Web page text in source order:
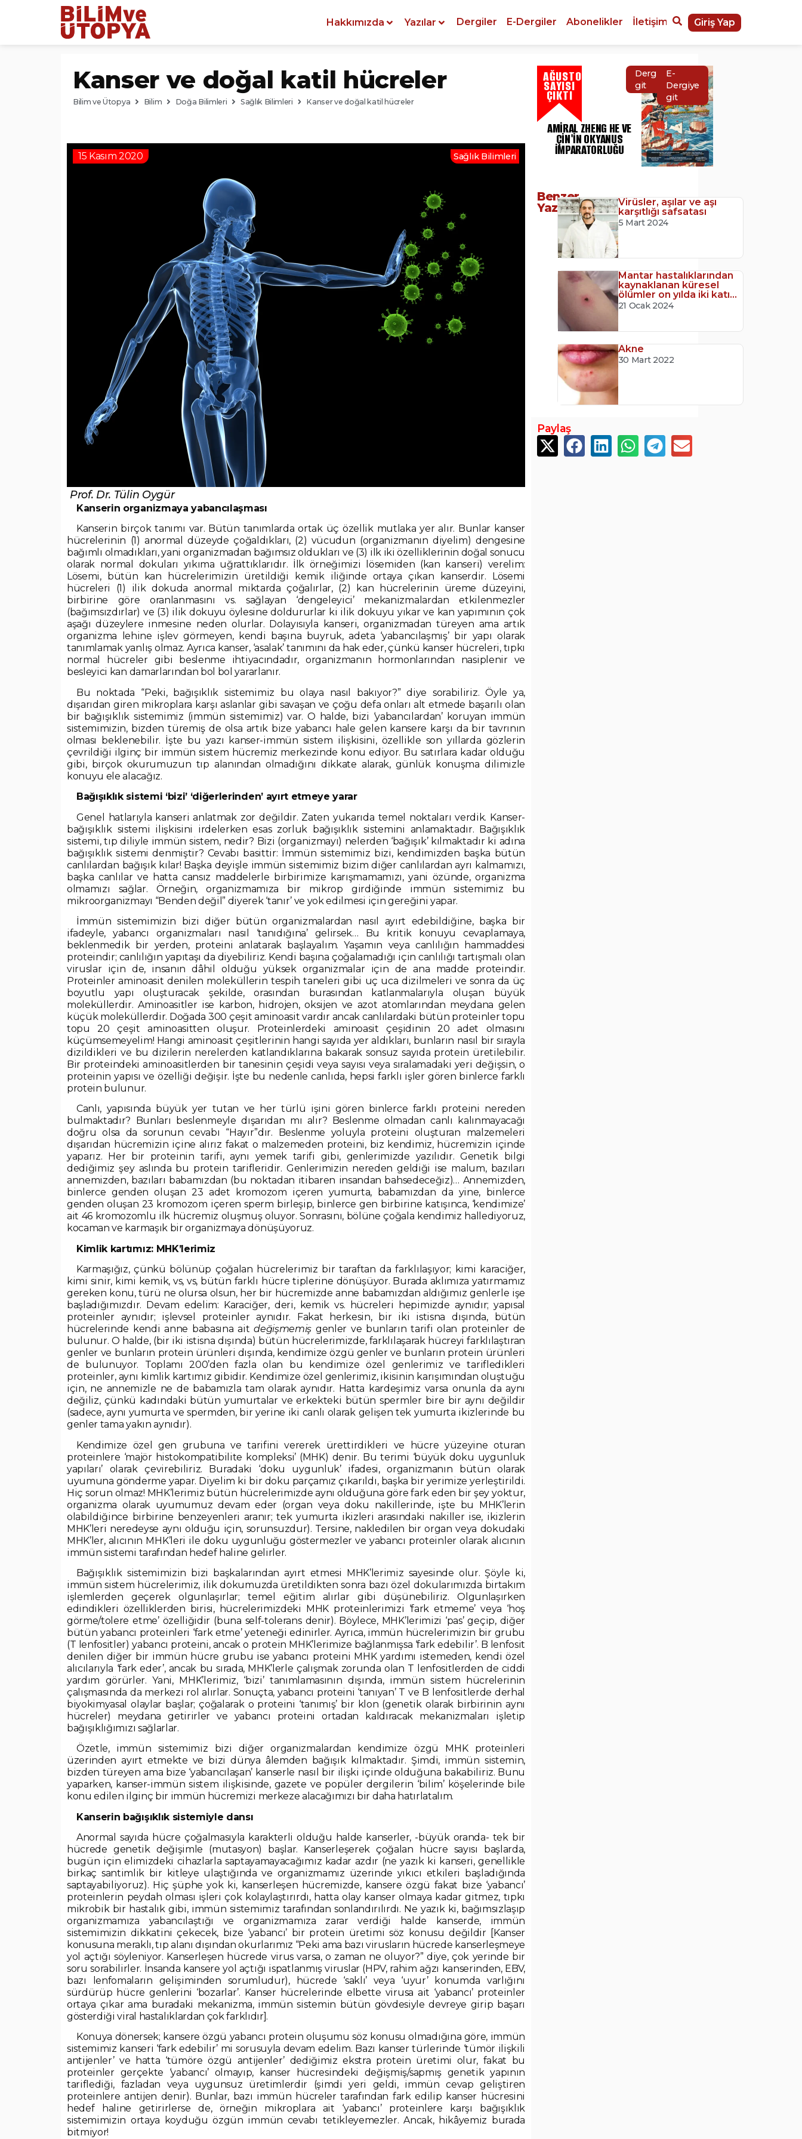
Hakkımızda Yazılar Dergiler E-Dergiler Abonelikler İletişim Giriş Yap
Kanser ve doğal katil hücreler
Bilim ve Ütopya Bilim Doğa Bilimleri Sağlık Bilimleri Kanser ve doğal katil hücreler
15 Kasım 2020 Sağlık Bilimleri
Prof. Dr. Tülin Oygür
Kanserin organizmaya yabancılaşması
Kanserin birçok tanımı var. Bütün tanımlarda ortak üç özellik mutlaka yer alır. Bunlar kanser
hücrelerinin (1) anormal düzeyde çoğaldıkları, (2) vücudun (organizmanın diyelim) dengesine
bağımlı olmadıkları, yani organizmadan bağımsız oldukları ve (3) ilk iki özelliklerinin doğal sonucu
olarak normal dokuları yıkıma uğrattıklarıdır. İlk örneğimizi lösemiden (kan kanseri) verelim:
Lösemi, bütün kan hücrelerimizin üretildiği kemik iliğinde ortaya çıkan kanserdir. Lösemi
hücreleri (1) ilik dokuda anormal miktarda çoğalırlar, (2) kan hücrelerinin üreme düzeyini,
birbirine göre oranlanmasını vs. sağlayan ‘dengeleyici’ mekanizmalardan etkilenmezler
(bağımsızdırlar) ve (3) ilik dokuyu öylesine doldururlar ki ilik dokuyu yıkar ve kan yapımının çok
aşağı düzeylere inmesine neden olurlar. Dolayısıyla kanseri, organizmadan türeyen ama artık
organizma lehine işlev görmeyen, kendi başına buyruk, adeta ‘yabancılaşmış’ bir yapı olarak
tanımlamak yanlış olmaz. Ayrıca kanser, ‘asalak’ tanımını da hak eder, çünkü kanser hücreleri, tıpkı
normal hücreler gibi beslenme ihtiyacındadır, organizmanın hormonlarından nasiplenir ve
besleyici kan damarlarından bol bol yararlanır.
Bu noktada “Peki, bağışıklık sistemimiz bu olaya nasıl bakıyor?” diye sorabiliriz. Öyle ya,
dışarıdan giren mikroplara karşı aslanlar gibi savaşan ve çoğu defa onları alt etmede başarılı olan
bir bağışıklık sistemimiz (immün sistemimiz) var. O halde, bizi ‘yabancılardan’ koruyan immün
sistemimizin, bizden türemiş de olsa artık bize yabancı hale gelen kansere karşı da bir tavrının
olması beklenebilir. İşte bu yazı kanser-immün sistem ilişkisini, özellikle son yıllarda gözlerin
çevrildiği ilginç bir immün sistem hücremiz merkezinde konu ediyor. Bu satırlara kadar olduğu
gibi, birçok okurumuzun tıp alanından olmadığını dikkate alarak, günlük konuşma dilimizle
konuyu ele alacağız.
Bağışıklık sistemi ‘bizi’ ‘diğerlerinden’ ayırt etmeye yarar
Genel hatlarıyla kanseri anlatmak zor değildir. Zaten yukarıda temel noktaları verdik. Kanser-
bağışıklık sistemi ilişkisini irdelerken esas zorluk bağışıklık sistemini anlamaktadır. Bağışıklık
sistemi, tıp diliyle immün sistem, nedir? Bizi (organizmayı) nelerden ‘bağışık’ kılmaktadır ki adına
bağışıklık sistemi denmiştir? Cevabı basittir: İmmün sistemimiz bizi, kendimizden başka bütün
canlılardan bağışık kılar! Başka deyişle immün sistemimiz bizim diğer canlılardan ayrı kalmamızı,
başka canlılar ve hatta cansız maddelerle birbirimize karışmamamızı, yani özünde, organizma
olmamızı sağlar. Örneğin, organizmamıza bir mikrop girdiğinde immün sistemimiz bu
mikroorganizmayı “Benden değil” diyerek ‘tanır’ ve yok edilmesi için gereğini yapar.
İmmün sistemimizin bizi diğer bütün organizmalardan nasıl ayırt edebildiğine, başka bir
ifadeyle, yabancı organizmaları nasıl ‘tanıdığına’ gelirsek… Bu kritik konuyu cevaplamaya,
beklenmedik bir yerden, proteini anlatarak başlayalım. Yaşamın veya canlılığın hammaddesi
proteindir; canlılığın yapıtaşı da diyebiliriz. Kendi başına çoğalamadığı için canlılığı tartışmalı olan
viruslar için de, insanın dâhil olduğu yüksek organizmalar için de ana madde proteindir.
Proteinler aminoasit denilen moleküllerin tespih taneleri gibi uç uca dizilmeleri ve sonra da üç
boyutlu yapı oluşturacak şekilde, orasından burasından katlanmalarıyla oluşan büyük
moleküllerdir. Aminoasitler ise karbon, hidrojen, oksijen ve azot atomlarından meydana gelen
küçük moleküllerdir. Doğada 300 çeşit aminoasit vardır ancak canlılardaki bütün proteinler topu
topu 20 çeşit aminoasitten oluşur. Proteinlerdeki aminoasit çeşidinin 20 adet olmasını
küçümsemeyelim! Hangi aminoasit çeşitlerinin hangi sayıda yer aldıkları, bunların nasıl bir sırayla
dizildikleri ve bu dizilerin nerelerden katlandıklarına bakarak sonsuz sayıda protein üretilebilir.
Bir proteindeki aminoasitlerden bir tanesinin çeşidi veya sayısı veya sıralamadaki yeri değişsin, o
proteinin yapısı ve özelliği değişir. İşte bu nedenle canlıda, hepsi farklı işler gören binlerce farklı
protein bulunur.
Canlı, yapısında büyük yer tutan ve her türlü işini gören binlerce farklı proteini nereden
bulmaktadır? Bunları beslenmeyle dışarıdan mı alır? Beslenme olmadan canlı kalınmayacağı
doğru olsa da sorunun cevabı “Hayır”dır. Beslenme yoluyla proteini oluşturan malzemeleri
dışarıdan hücremizin içine alırız fakat o malzemeden proteini, biz kendimiz, hücremizin içinde
yaparız. Her bir proteinin tarifi, aynı yemek tarifi gibi, genlerimizde yazılıdır. Genetik bilgi
dediğimiz şey aslında bu protein tarifleridir. Genlerimizin nereden geldiği ise malum, bazıları
annemizden, bazıları babamızdan (bu noktadan itibaren insandan bahsedeceğiz)… Annemizden,
binlerce genden oluşan 23 adet kromozom içeren yumurta, babamızdan da yine, binlerce
genden oluşan 23 kromozom içeren sperm birleşip, binlerce gen birbirine katışınca, ‘kendimize’
ait 46 kromozomlu ilk hücremiz oluşmuş oluyor. Sonrasını, bölüne çoğala kendimiz hallediyoruz,
kocaman ve karmaşık bir organizmaya dönüşüyoruz.
Kimlik kartımız: MHK’lerimiz
Karmaşığız, çünkü bölünüp çoğalan hücrelerimiz bir taraftan da farklılaşıyor; kimi karaciğer,
kimi sinir, kimi kemik, vs, vs, bütün farklı hücre tiplerine dönüşüyor. Burada aklımıza yatırmamız
gereken konu, türü ne olursa olsun, her bir hücremizde anne babamızdan aldığımız genlerle işe
başladığımızdır. Devam edelim: Karaciğer, deri, kemik vs. hücreleri hepimizde aynıdır; yapısal
proteinler aynıdır; işlevsel proteinler aynıdır. Fakat herkesin, bir iki istisna dışında, bütün
hücrelerinde kendi anne babasına aitdeğişmemişgenler ve bunların tarifi olan proteinler de
bulunur. O halde, (bir iki istisna dışında) bütün hücrelerimizde, farklılaşarak hücreyi farklılaştıran
genler ve bunların protein ürünleri dışında, kendimize özgü genler ve bunların protein ürünleri
de bulunuyor. Toplamı 200’den fazla olan bu kendimize özel genlerimiz ve tarifledikleri
proteinler, aynı kimlik kartımız gibidir. Kendimize özel genlerimiz, ikisinin karışımından oluştuğu
için, ne annemizle ne de babamızla tam olarak aynıdır. Hatta kardeşimiz varsa onunla da aynı
değiliz, çünkü kadındaki bütün yumurtalar ve erkekteki bütün spermler bire bir aynı değildir
(sadece, aynı yumurta ve spermden, bir yerine iki canlı olarak gelişen tek yumurta ikizlerinde bu
genler tama yakın aynıdır).
Kendimize özel gen grubuna ve tarifini vererek ürettirdikleri ve hücre yüzeyine oturan
proteinlere ‘majör histokompatibilite kompleksi’ (MHK) denir. Bu terimi ‘büyük doku uygunluk
yapıları’ olarak çevirebiliriz. Buradaki ‘doku uygunluk’ ifadesi, organizmanın bütün olarak
uyumuna gönderme yapar. Diyelim ki bir doku parçamız çıkarıldı, başka bir yerimize yerleştirildi.
Hiç sorun olmaz! MHK’lerimiz bütün hücrelerimizde aynı olduğuna göre fark eden bir şey yoktur,
organizma olarak uyumumuz devam eder (organ veya doku nakillerinde, işte bu MHK’lerin
olabildiğince birbirine benzeyenleri aranır; tek yumurta ikizleri arasındaki nakiller ise, ikizlerin
MHK’leri neredeyse aynı olduğu için, sorunsuzdur). Tersine, nakledilen bir organ veya dokudaki
MHK’ler, alıcının MHK’leri ile doku uygunluğu göstermezler ve yabancı proteinler olarak alıcının
immün sistemi tarafından hedef haline gelirler.
Bağışıklık sistemimizin bizi başkalarından ayırt etmesi MHK’lerimiz sayesinde olur. Şöyle ki,
immün sistem hücrelerimiz, ilik dokumuzda üretildikten sonra bazı özel dokularımızda birtakım
işlemlerden geçerek olgunlaşırlar; temel eğitim alırlar gibi düşünebiliriz. Olgunlaşırken
edindikleri özelliklerden birisi, hücrelerimizdeki MHK proteinlerimizi ‘fark etmeme’ veya ‘hoş
görme/tolere etme’ özelliğidir (buna self-tolerans denir). Böylece, MHK’lerimizi ‘pas’ geçip, diğer
bütün yabancı proteinleri ‘fark etme’ yeteneği edinirler. Ayrıca, immün hücrelerimizin bir grubu
(T lenfositler) yabancı proteini, ancak o protein MHK’lerimize bağlanmışsa ‘fark edebilir’. B lenfosit
denilen diğer bir immün hücre grubu ise yabancı proteini MHK yardımı istemeden, kendi özel
alıcılarıyla ‘fark eder’, ancak bu sırada, MHK’lerle çalışmak zorunda olan T lenfositlerden de ciddi
yardım görürler. Yani, MHK’lerimiz, ‘bizi’ tanımlamasının dışında, immün sistem hücrelerinin
çalışmasında da merkezi rol alırlar. Sonuçta, yabancı proteini ‘tanıyan’ T ve B lenfositlerde derhal
biyokimyasal olaylar başlar; çoğalarak o proteini ‘tanımış’ bir klon (genetik olarak birbirinin aynı
hücreler) meydana getirirler ve yabancı proteini ortadan kaldıracak mekanizmaları işletip
bağışıklığımızı sağlarlar.
Özetle, immün sistemimiz bizi diğer organizmalardan kendimize özgü MHK proteinleri
üzerinden ayırt etmekte ve bizi dünya âlemden bağışık kılmaktadır. Şimdi, immün sistemin,
bizden türeyen ama bize ‘yabancılaşan’ kanserle nasıl bir ilişki içinde olduğuna bakabiliriz. Bunu
yaparken, kanser-immün sistem ilişkisinde, gazete ve popüler dergilerin ‘bilim’ köşelerinde bile
konu edilen ilginç bir immün hücremizi merkeze alacağımızı bir daha hatırlatalım.
Kanserin bağışıklık sistemiyle dansı
Anormal sayıda hücre çoğalmasıyla karakterli olduğu halde kanserler, -büyük oranda- tek bir
hücrede genetik değişimle (mutasyon) başlar. Kanserleşerek çoğalan hücre sayısı başlarda,
bugün için elimizdeki cihazlarla saptayamayacağımız kadar azdır (ne yazık ki kanseri, genellikle
birkaç santimlik bir kitleye ulaştığında ve organizmamız üzerinde yıkıcı etkileri başladığında
saptayabiliyoruz). Hiç şüphe yok ki, kanserleşen hücremizde, kansere özgü fakat bize ‘yabancı’
proteinlerin peydah olması işleri çok kolaylaştırırdı, hatta olay kanser olmaya kadar gitmez, tıpkı
mikrobik bir hastalık gibi, immün sistemimiz tarafından sonlandırılırdı. Ne yazık ki, bağımsızlaşıp
organizmamıza yabancılaştığı ve organizmamıza zarar verdiği halde kanserde, immün
sistemimizin dikkatini çekecek, bize ‘yabancı’ bir protein üretimi söz konusu değildir [Kanser
konusuna meraklı, tıp alanı dışından okurlarımız “Peki ama bazı virusların hücrede kanserleşmeye
yol açtığı söyleniyor. Kanserleşen hücrede virus varsa, o zaman ne oluyor?” diye, çok yerinde bir
soru sorabilirler. İnsanda kansere yol açtığı ispatlanmış viruslar (HPV, rahim ağzı kanserinden, EBV,
bazı lenfomaların gelişiminden sorumludur), hücrede ‘saklı’ veya ‘uyur’ konumda varlığını
sürdürüp hücre genlerini ‘bozarlar’. Kanser hücrelerinde elbette virusa ait ‘yabancı’ proteinler
ortaya çıkar ama buradaki mekanizma, immün sistemin bütün gövdesiyle devreye girip başarı
gösterdiği viral hastalıklardan çok farklıdır].
Konuya dönersek; kansere özgü yabancı protein oluşumu söz konusu olmadığına göre, immün
sistemimiz kanseri ‘fark edebilir’ mi sorusuyla devam edelim. Bazı kanser türlerinde ‘tümör ilişkili
antijenler’ ve hatta ‘tümöre özgü antijenler’ dediğimiz ekstra protein üretimi olur, fakat bu
proteinler gerçekte ‘yabancı’ olmayıp, kanser hücresindeki değişmiş/sapmış genetik yapının
tariflediği, fazladan veya uygunsuz üretimlerdir (şimdi yeri geldi, immün cevap geliştiren
proteinlere antijen denir). Bunlar, bazı immün hücreler tarafından fark edilip kanser hücresini
hedef haline getirirlerse de, örneğin mikroplara ait ‘yabancı’ proteinlere karşı bağışıklık
sistemimizin ortaya koyduğu özgün immün cevabı tetikleyemezler. Ancak, hikâyemiz burada
bitmiyor!
AĞUSTOS
SAYISI
ÇIKTI
AMIRAL ZHENG HE VE
ÇIN'IN OKYANUS
İMPARATORLUĞU
Dergiye
git
E-
Dergiye
git
Benzer
Yazılar
Virüsler, aşılar ve aşı
karşıtlığı safsatası
5 Mart 2024
Mantar hastalıklarından
kaynaklanan küresel
ölümler on yılda iki katı...
21 Ocak 2024
Akne
30 Mart 2022
Paylaş